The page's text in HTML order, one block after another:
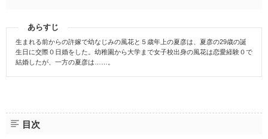
あらすじ
生まれる前からの許嫁で幼なじみの風花と５歳年上の夏彦は、夏彦の29歳の誕
生日に交際０日婚をした。幼稚園から大学まで女子校出身の風花は恋愛経験０で
結婚したが、一方の夏彦は……。
目次